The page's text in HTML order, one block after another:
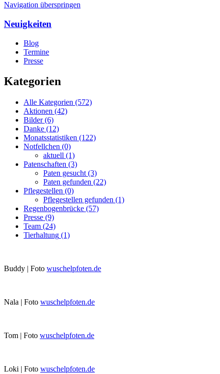
Navigation überspringen
Neuigkeiten
Blog
Termine
Presse
Kategorien
Alle Kategorien (572)
Aktionen (42)
Bilder (6)
Danke (12)
Monatsstatistiken (122)
Notfellchen (0)
aktuell (1)
Patenschaften (3)
Paten gesucht (3)
Paten gefunden (22)
Pflegestellen (0)
Pflegestellen gefunden (1)
Regenbogenbrücke (57)
Presse (9)
Team (24)
Tierhaltung (1)
Buddy | Foto wuschelpfoten.de
Nala | Foto wuschelpfoten.de
Tom | Foto wuschelpfoten.de
Loki | Foto wuschelpfoten.de